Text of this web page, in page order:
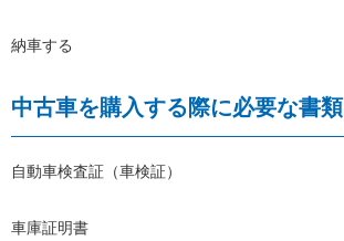
納車する
中古車を購入する際に必要な書類
自動車検査証（車検証）
車庫証明書